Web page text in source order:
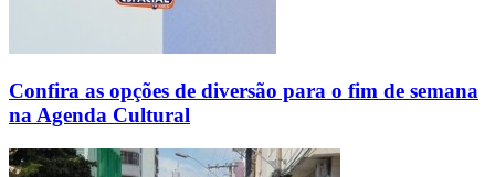
Confira as opções de diversão para o fim de semana
na Agenda Cultural